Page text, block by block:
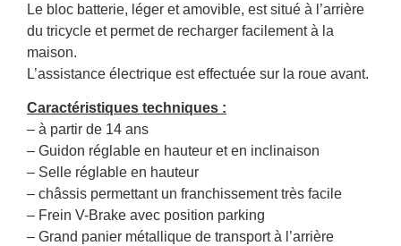
Le bloc batterie, léger et amovible, est situé à l’arrière
du tricycle et permet de recharger facilement à la
maison.
L’assistance électrique est effectuée sur la roue avant.
Caractéristiques techniques :
– à partir de 14 ans
– Guidon réglable en hauteur et en inclinaison
– Selle réglable en hauteur
– châssis permettant un franchissement très facile
– Frein V-Brake avec position parking
– Grand panier métallique de transport à l’arrière